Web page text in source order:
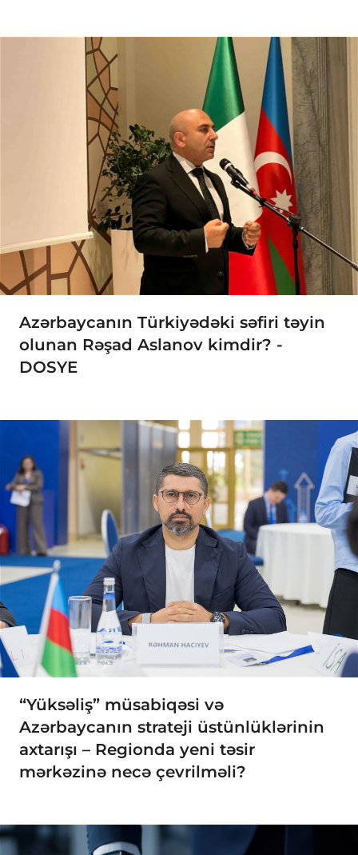
Azərbaycanın Türkiyədəki səfiri təyin
olunan Rəşad Aslanov kimdir? -
DOSYE
“Yüksəliş” müsabiqəsi və
Azərbaycanın strateji üstünlüklərinin
axtarışı – Regionda yeni təsir
mərkəzinə necə çevrilməli?